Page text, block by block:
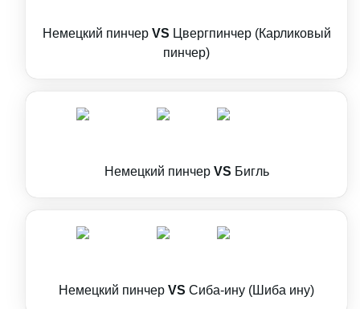
Немецкий пинчер VS Цвергпинчер (Карликовый
пинчер)
Немецкий пинчер VS Бигль
Немецкий пинчер VS Сиба-ину (Шиба ину)